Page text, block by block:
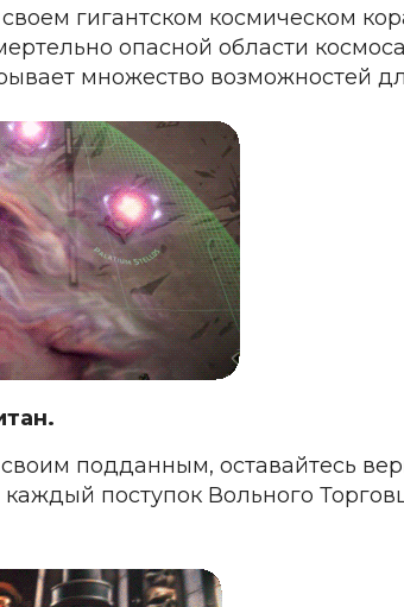
гигантском космическом
опасной области
множество возможностей
подданным, оставайтесь
поступок Вольного